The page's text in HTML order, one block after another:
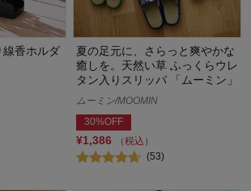
線香ホルダ
夏の足元に、さらっと爽やかな
癒しを。天然い草 ふっくらウレ
タン入りスリッパ 「ムーミン」
ムーミン/MOOMIN
30%OFF
¥1,386
（税込）
(53)